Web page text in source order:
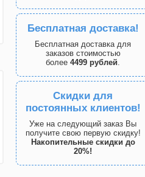
Бесплатная доставка!
Бесплатная доставка для
заказов стоимостью
более 4499 рублей.
Скидки для
постоянных клиентов!
Уже на следующий заказ Вы
получите свою первую скидку!
Накопительные скидки до
20%!